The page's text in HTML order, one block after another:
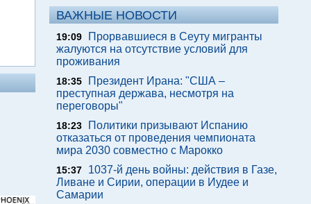
ВАЖНЫЕ НОВОСТИ
19:09
Прорвавшиеся в Сеуту мигранты
жалуются на отсутствие условий для
проживания
18:35
Президент Ирана: "США –
преступная держава, несмотря на
переговоры"
18:23
Политики призывают Испанию
отказаться от проведения чемпионата
мира 2030 совместно с Марокко
15:37
1037-й день войны: действия в Газе,
Ливане и Сирии, операции в Иудее и
Самарии